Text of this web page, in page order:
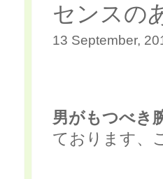
センスの
13 September,
男がもつべき
ております、